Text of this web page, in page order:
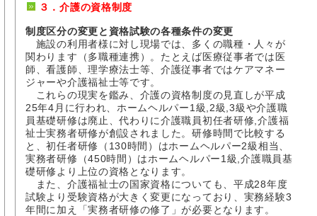
３．介護の資格制度
制度区分の変更と資格試験の各種条件の変更
施設の利用者様に対し現場では、多くの職種・人々が
関わります（多職種連携）。たとえば医療従事者では医
師、看護師、理学療法士等、介護従事者ではケアマネー
ジャーや介護福祉士等です。
これらの現実を鑑み、介護の資格制度の見直しが平成
25年4月に行われ、ホームヘルパー1級,2級,3級や介護職
員基礎研修は廃止、代わりに介護職員初任者研修,介護福
祉士実務者研修が創設されました。研修時間で比較する
と、初任者研修（130時間）はホームヘルパー2級相当、
実務者研修（450時間）はホームヘルパー1級,介護職員基
礎研修より上位の資格となります。
また、介護福祉士の国家資格についても、平成28年度
試験より受験資格が大きく変更になっており、実務経験3
年間に加え「実務者研修の修了」が必要となります。